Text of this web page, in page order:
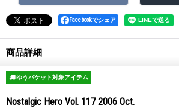
Facebookでシェア
商品詳細
ゆうパケット対象アイテム
Nostalgic Hero Vol. 117 2006 Oct.